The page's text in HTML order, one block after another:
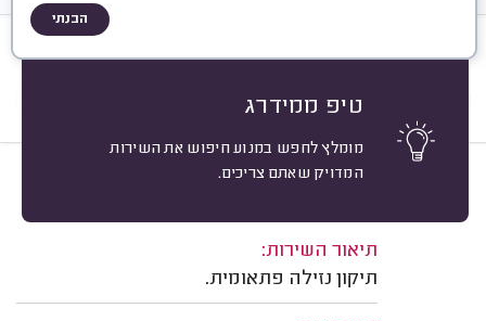
הבנתי
טיפ ממידרג
מומלץ לחפש במנוע חיפוש את השירות
המדויק שאתם צריכים.
סוגי סתימות
שימי מס, ירושלים.
תיאור השירות:
תיקון נזילה פתאומית.